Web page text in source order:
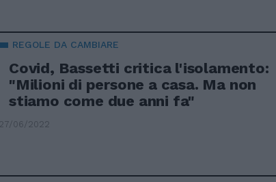
REGOLE DA CAMBIARE
Covid, Bassetti critica l'isolamento:
"Milioni di persone a casa. Ma non
stiamo come due anni fa"
27/06/2022